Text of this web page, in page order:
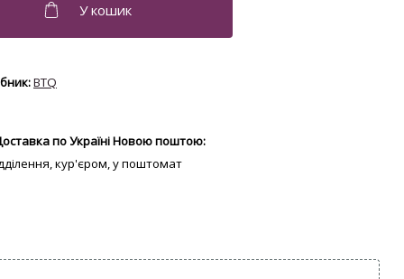
BTQ
по Україні Новою поштою:
кур'єром, у поштомат